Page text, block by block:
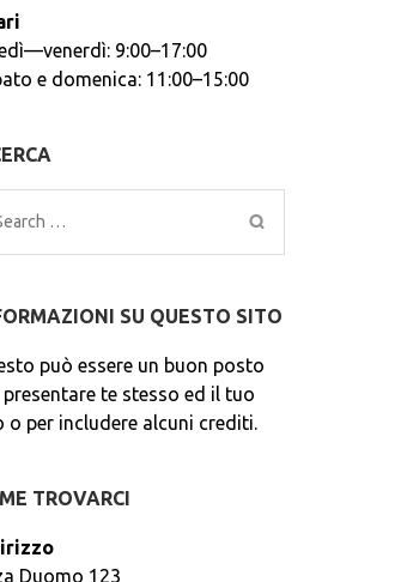
9:00–17:00
e domenica: 11:00–15:00
SU QUESTO SITO
può essere un buon posto
presentare te stesso ed il tuo
o per includere alcuni crediti.
TROVARCI
Duomo 123